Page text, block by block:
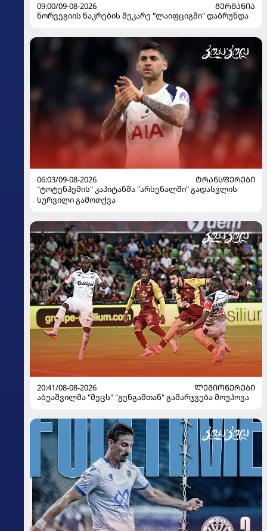
09:00/09-08-2026
ᲒᲔᲠᲛᲐᲜᲘᲐ
ნორვეგიის ნაკრების მეკარე "ლაიფციგში" დაბრუნდა
06:03/09-08-2026
ᲢᲠᲐᲜᲡᲤᲔᲠᲔᲑᲘ
"ტოტენჰემის" კაპიტანმა "არსენალში" გადასვლის
სურვილი გამოთქვა
20:41/08-08-2026
ᲚᲔᲒᲘᲝᲜᲔᲠᲔᲑᲘ
აბუაშვილმა "მეცს" "გენგამთან" გამარჯვება მოუპოვა